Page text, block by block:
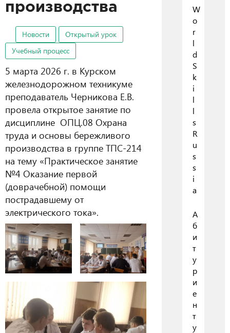
производства
Новости
Открытый урок
Учебный процесс
5 марта 2026 г. в Курском
железнодорожном техникуме
преподаватель Черникова Е.В.
провела открытое занятие по
дисциплине ОПЦ.08 Охрана
труда и основы бережливого
производства в группе ТПС-214
на тему «Практическое занятие
№4 Оказание первой
(доврачебной) помощи
пострадавшему от
электрического тока».
W
o
r
l
d
S
k
i
l
l
s
R
u
s
s
i
a
А
б
и
т
у
р
и
е
н
т
у